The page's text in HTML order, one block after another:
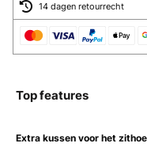
14 dagen retourrecht
Top features
Extra kussen voor het